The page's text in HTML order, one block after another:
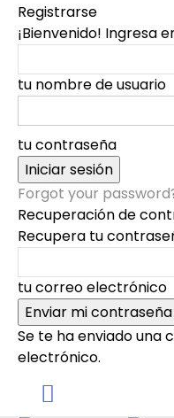
Registrarse
¡Bienvenido! Ingresa
tu nombre de usuario
tu contraseña
Forgot your
Recuperación de
Recupera tu
tu correo electrónico
Se te ha enviado una
electrónico.